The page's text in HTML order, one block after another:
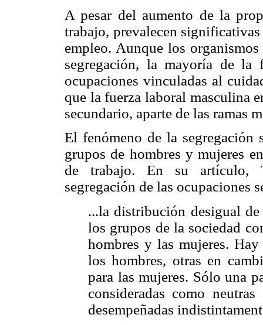
A pesar del aumento de la
trabajo, prevalecen
empleo. Aunque los
segregación, la mayoría de la
ocupaciones vinculadas al
que la fuerza laboral masculina
secundario, aparte de las ramas
El fenómeno de la
grupos de hombres y mujeres
de trabajo. En su artículo,
segregación de las ocupaciones
...la distribución desigual
los grupos de la sociedad
hombres y las mujeres.
los hombres, otras en
para las mujeres. Sólo una
consideradas como
desempeñadas